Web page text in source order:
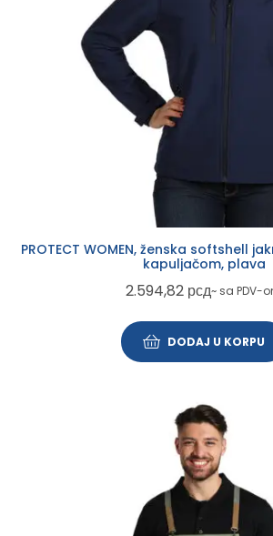
PROTECT WOMEN, ženska softshell
kapuljačom, plava
2.594,82 рсд~ sa PDV-
DODAJ U KORPU